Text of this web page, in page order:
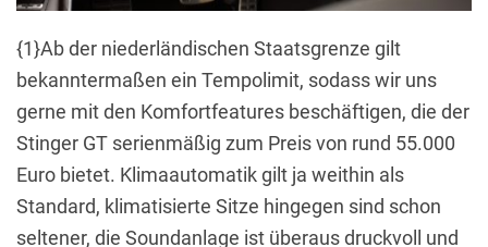
{1}Ab der niederländischen Staatsgrenze gilt
bekanntermaßen ein Tempolimit, sodass wir uns
gerne mit den Komfortfeatures beschäftigen, die der
Stinger GT serienmäßig zum Preis von rund 55.000
Euro bietet. Klimaautomatik gilt ja weithin als
Standard, klimatisierte Sitze hingegen sind schon
seltener, die Soundanlage ist überaus druckvoll und